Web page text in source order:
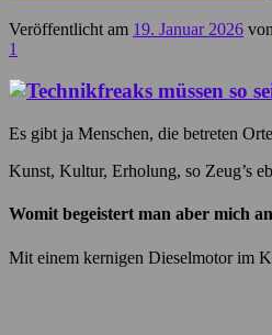
Veröffentlicht am 19. Januar 2026 von
1
Es gibt ja Menschen, die betreten
Kunst, Kultur, Erholung, so Zeug’s
Womit begeistert man aber mich
Mit einem kernigen Dieselmotor im